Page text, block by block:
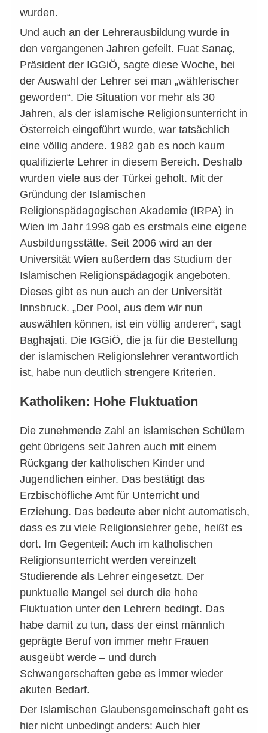
wurden.
Und auch an der Lehrerausbildung wurde in
den vergangenen Jahren gefeilt. Fuat Sanaç,
Präsident der IGGiÖ, sagte diese Woche, bei
der Auswahl der Lehrer sei man „wählerischer
geworden“. Die Situation vor mehr als 30
Jahren, als der islamische Religionsunterricht in
Österreich eingeführt wurde, war tatsächlich
eine völlig andere. 1982 gab es noch kaum
qualifizierte Lehrer in diesem Bereich. Deshalb
wurden viele aus der Türkei geholt. Mit der
Gründung der Islamischen
Religionspädagogischen Akademie (IRPA) in
Wien im Jahr 1998 gab es erstmals eine eigene
Ausbildungsstätte. Seit 2006 wird an der
Universität Wien außerdem das Studium der
Islamischen Religionspädagogik angeboten.
Dieses gibt es nun auch an der Universität
Innsbruck. „Der Pool, aus dem wir nun
auswählen können, ist ein völlig anderer“, sagt
Baghajati. Die IGGiÖ, die ja für die Bestellung
der islamischen Religionslehrer verantwortlich
ist, habe nun deutlich strengere Kriterien.
Katholiken: Hohe Fluktuation
Die zunehmende Zahl an islamischen Schülern
geht übrigens seit Jahren auch mit einem
Rückgang der katholischen Kinder und
Jugendlichen einher. Das bestätigt das
Erzbischöfliche Amt für Unterricht und
Erziehung. Das bedeute aber nicht automatisch,
dass es zu viele Religionslehrer gebe, heißt es
dort. Im Gegenteil: Auch im katholischen
Religionsunterricht werden vereinzelt
Studierende als Lehrer eingesetzt. Der
punktuelle Mangel sei durch die hohe
Fluktuation unter den Lehrern bedingt. Das
habe damit zu tun, dass der einst männlich
geprägte Beruf von immer mehr Frauen
ausgeübt werde – und durch
Schwangerschaften gebe es immer wieder
akuten Bedarf.
Der Islamischen Glaubensgemeinschaft geht es
hier nicht unbedingt anders: Auch hier